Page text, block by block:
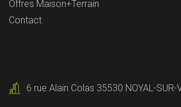
Offres Maison+Terrain
Contact
6 rue Alain Colas 35530 NOYAL-SUR-